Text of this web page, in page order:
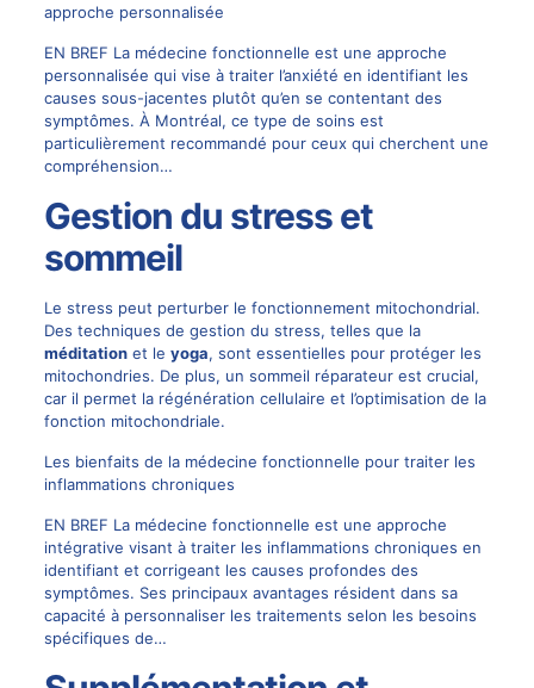
approche personnalisée
EN BREF La médecine fonctionnelle est une approche
personnalisée qui vise à traiter l’anxiété en identifiant les
causes sous-jacentes plutôt qu’en se contentant des
symptômes. À Montréal, ce type de soins est
particulièrement recommandé pour ceux qui cherchent une
compréhension…
Gestion du stress et
sommeil
Le stress peut perturber le fonctionnement mitochondrial.
Des techniques de gestion du stress, telles que la
méditationet le yoga, sont essentielles pour protéger les
mitochondries. De plus, un sommeil réparateur est crucial,
car il permet la régénération cellulaire et l’optimisation de la
fonction mitochondriale.
Les bienfaits de la médecine fonctionnelle pour traiter les
inflammations chroniques
EN BREF La médecine fonctionnelle est une approche
intégrative visant à traiter les inflammations chroniques en
identifiant et corrigeant les causes profondes des
symptômes. Ses principaux avantages résident dans sa
capacité à personnaliser les traitements selon les besoins
spécifiques de…